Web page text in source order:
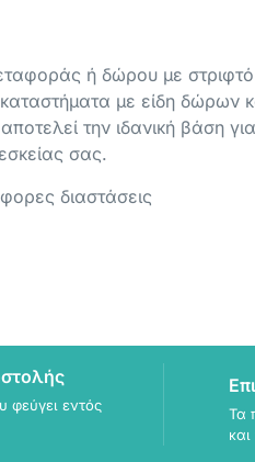
ή δώρου με
καταστήματα με είδη
την ιδανική βάση
σας.
διαστάσεις
φεύγει εντός
Τα
και